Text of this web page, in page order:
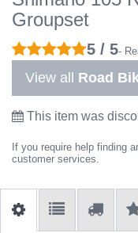
Groupset
5 / 5-
View all Road
This item was
If you require help finding
customer services.